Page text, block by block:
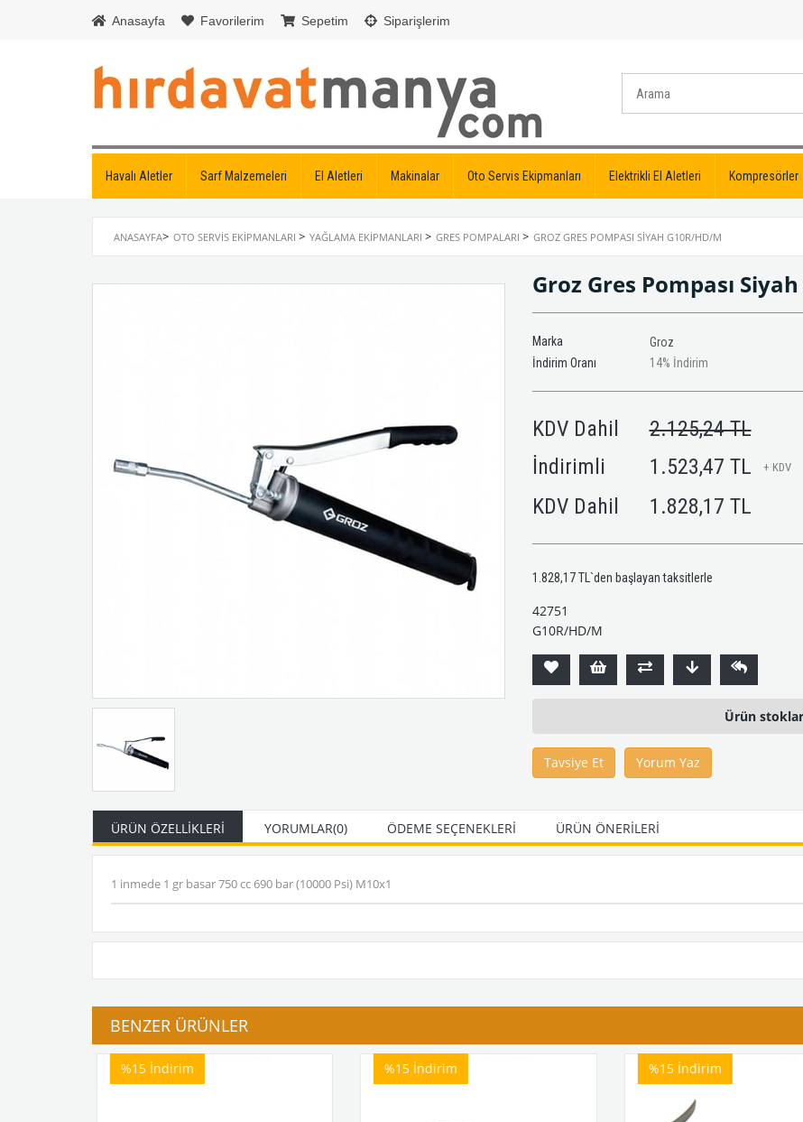
Anasayfa Favorilerim Sepetim Siparişlerim
Havalı Aletler Sarf Malzemeleri El Aletleri Makinalar Oto Servis Ekipmanları Elektrikli El Aletleri Kompresörler
ANASAYFA> OTO SERVIS EKIPMANLARI > YAĞLAMA EKIPMANLARI > GRES POMPALARI > GROZ GRES POMPASI SIYAH G10R/HD/M
Groz Gres Pompası
Marka
Groz
İndirim Oranı
%
14 İndirim
KDV Dahil
2.125,24 TL
İndirimli
1.523,47 TL + KDV
KDV Dahil 1.828,17 TL
1.828,17 TL `den başlayan taksitlerle
42751
G10R/HD/M
Ürün
Tavsiye Et Yorum Yaz
ÜRÜN ÖZELLIKLERI YORUMLAR(0) ÖDEME SEÇENEKLERI ÜRÜN ÖNERILERI
1 inmede 1 gr basar 750 cc 690 bar (10000 Psi) M10x1
BENZER ÜRÜNLER
%15 İndirim %15 İndirim %15 İndirim